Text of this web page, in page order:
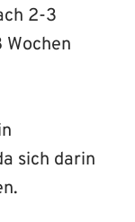
2-3
sich darin